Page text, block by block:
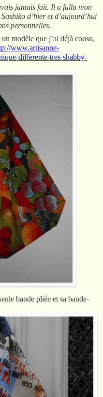
jamais fait. Il a fallu mon
d’hier et d’aujourd’hui
personnelles.
un modèle que j’ai déjà cousu,
www.artisanne-
differente-tres-shabby-
bande pliée et sa bande-